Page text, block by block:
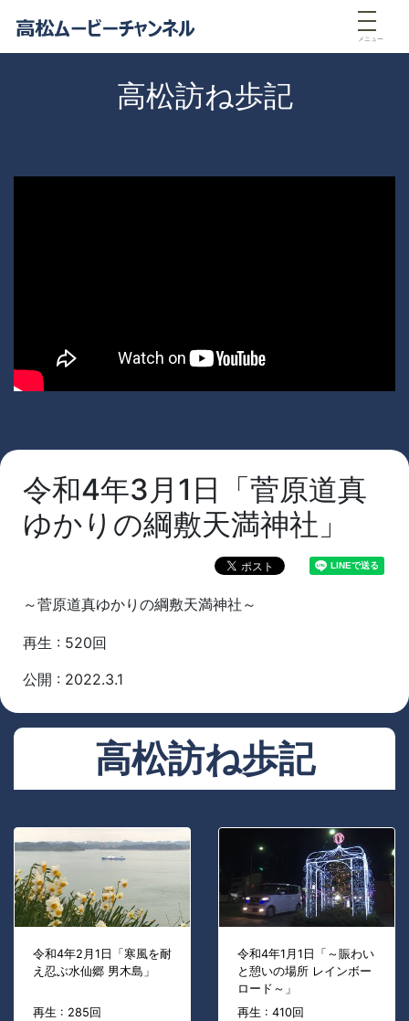
メニュー
高松訪ね歩記
令和4年3月1日「菅原道真
ゆかりの綱敷天満神社」
～菅原道真ゆかりの綱敷天満神社～
再生 : 520回
公開 : 2022.3.1
高松訪ね歩記
令和4年2月1日「寒風を耐
え忍ぶ水仙郷 男木島」
再生 : 285回
令和4年1月1日「～賑わい
と憩いの場所 レインボー
ロード～」
再生 : 410回